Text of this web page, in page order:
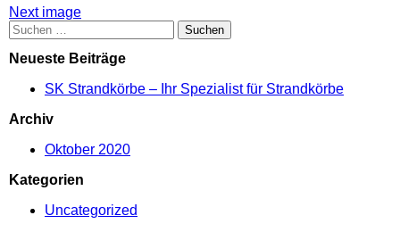
Attachment
post
navigation
Next image
Suchen
nach:
Neueste Beiträge
SK Strandkörbe – Ihr Spezialist für Strandkörbe
Archiv
Oktober 2020
Kategorien
Uncategorized